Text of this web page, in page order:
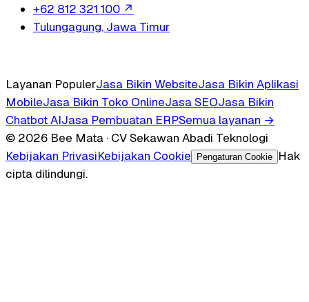
+62 812 321 100 ↗
Tulungagung, Jawa Timur
Layanan PopulerJasa Bikin WebsiteJasa Bikin Aplikasi
MobileJasa Bikin Toko OnlineJasa SEOJasa Bikin
Chatbot AIJasa Pembuatan ERPSemua layanan →
© 2026 Bee Mata · CV Sekawan Abadi Teknologi
Kebijakan PrivasiKebijakan Cookie Pengaturan Cookie
Hak
cipta dilindungi.